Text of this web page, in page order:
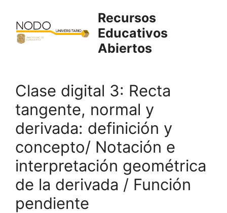
contenido
Recursos
Educativos
Abiertos
Clase digital 3: Recta
tangente, normal y
derivada: definición y
concepto/ Notación e
interpretación geométrica
de la derivada / Función
pendiente